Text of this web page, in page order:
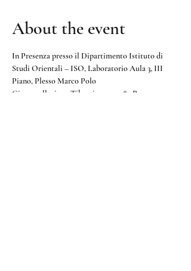
About the event
In Presenza presso il Dipartimento Istituto di
Studi Orientali – ISO, Laboratorio Aula 3, III
Piano, Plesso Marco Polo
Circonvallazione Tiburtina 4, 00185 Roma.